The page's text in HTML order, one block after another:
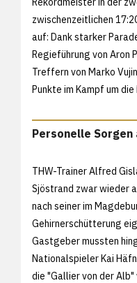
zwischenzeitlichen
auf: Dank starker
Regieführung von Aron
Treffern von Marko
Punkte im Kampf um
Personelle
THW-Trainer Alfred
Sjöstrand zwar wieder
nach seiner im
Gehirnerschütterung
Gastgeber mussten
Nationalspieler Kai
die "Gallier von der Alb"